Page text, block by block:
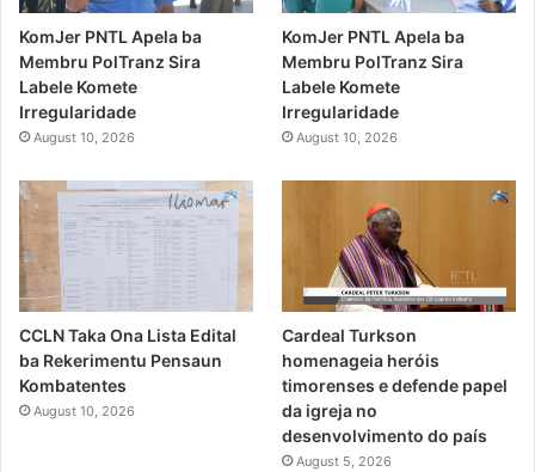
KomJer PNTL Apela ba
Membru PolTranz Sira
Labele Komete
Irregularidade
August 10, 2026
KomJer PNTL Apela ba
Membru PolTranz Sira
Labele Komete
Irregularidade
August 10, 2026
CCLN Taka Ona Lista Edital
ba Rekerimentu Pensaun
Kombatentes
August 10, 2026
Cardeal Turkson
homenageia heróis
timorenses e defende papel
da igreja no
desenvolvimento do país
August 5, 2026